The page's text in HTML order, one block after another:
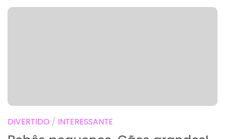
DIVERTIDO / INTERESSANTE